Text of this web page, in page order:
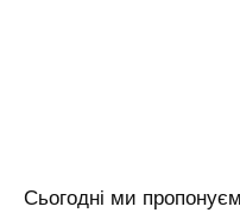
Сьогодні ми